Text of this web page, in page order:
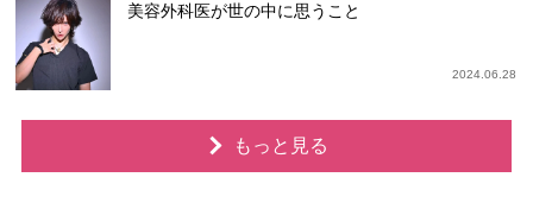
美容外科医が世の中に思うこと
2024.06.28
もっと見る